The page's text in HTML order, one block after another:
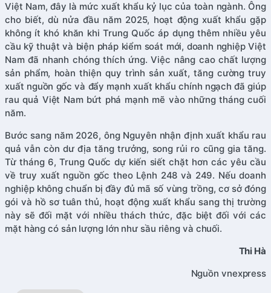
Việt Nam, đây là mức xuất khẩu kỷ lục của toàn ngành. Ông
cho biết, dù nửa đầu năm 2025, hoạt động xuất khẩu gặp
không ít khó khăn khi Trung Quốc áp dụng thêm nhiều yêu
cầu kỹ thuật và biện pháp kiểm soát mới, doanh nghiệp Việt
Nam đã nhanh chóng thích ứng. Việc nâng cao chất lượng
sản phẩm, hoàn thiện quy trình sản xuất, tăng cường truy
xuất nguồn gốc và đẩy mạnh xuất khẩu chính ngạch đã giúp
rau quả Việt Nam bứt phá mạnh mẽ vào những tháng cuối
năm.
Bước sang năm 2026, ông Nguyên nhận định xuất khẩu rau
quả vẫn còn dư địa tăng trưởng, song rủi ro cũng gia tăng.
Từ tháng 6, Trung Quốc dự kiến siết chặt hơn các yêu cầu
về truy xuất nguồn gốc theo Lệnh 248 và 249. Nếu doanh
nghiệp không chuẩn bị đầy đủ mã số vùng trồng, cơ sở đóng
gói và hồ sơ tuân thủ, hoạt động xuất khẩu sang thị trường
này sẽ đối mặt với nhiều thách thức, đặc biệt đối với các
mặt hàng có sản lượng lớn như sầu riêng và chuối.
Thi Hà
Nguồn vnexpress